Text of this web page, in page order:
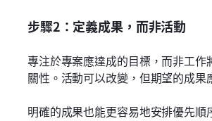
步驟2：定義成果，而非活動
專注於專案應達成的目標，而非工
關性。活動可以改變，但期望的成果
明確的成果也能更容易地安排優先